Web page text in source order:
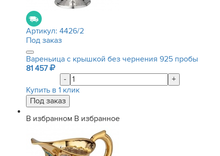
Артикул: 4426/2
Под заказ
Вареньица с крышкой без чернения 925 пробы
81 457
-
+
Купить в 1 клик
В избранном В избранное